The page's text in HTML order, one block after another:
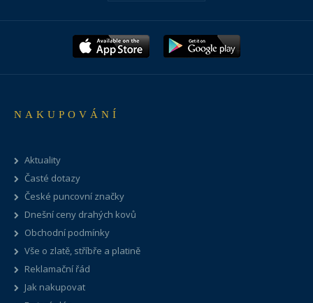
NAKUPOVÁNÍ
Aktuality
Časté dotazy
České puncovní značky
Dnešní ceny drahých kovů
Obchodní podmínky
Vše o zlatě, stříbře a platině
Reklamační řád
Jak nakupovat